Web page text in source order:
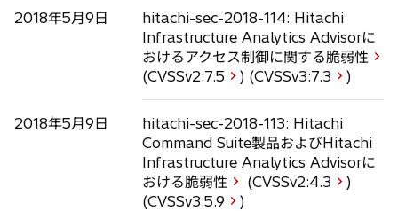
2018年5月9日
hitachi-sec-2018-114: Hitachi
Infrastructure Analytics Advisorに
おけるアクセス制御に関する脆弱性
(CVSSv2:7.5 ) (CVSSv3:7.3 )
2018年5月9日
hitachi-sec-2018-113: Hitachi
Command Suite製品およびHitachi
Infrastructure Analytics Advisorに
おける脆弱性
(CVSSv2:4.3
)
(CVSSv3:5.9 )